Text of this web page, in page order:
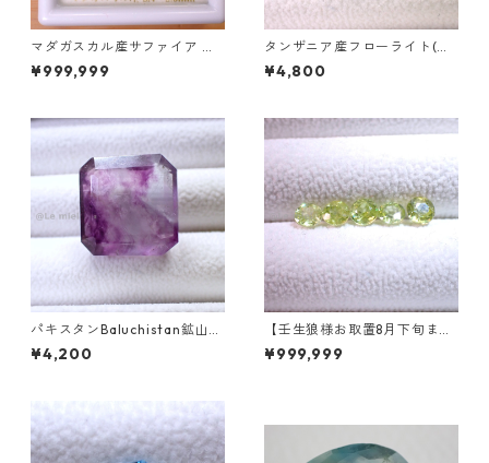
マダガスカル産サファイア ル
ース 9個組 2.4～2.5mm
¥999,999
タンザニア産フローライト(蛍
光) ペアシェイプカットルース
5.46ct 13.8mm*10.8mm*7.0
¥4,800
パキスタンBaluchistan鉱山産
フローライト スクエアカット
ルース 34.4ct 20 x 19.6 x 11
¥4,200
【壬生狼様お取置8月下旬ま
で】マダガスカル産スフェー
ン ラウンドカットルース 0.45
¥999,999